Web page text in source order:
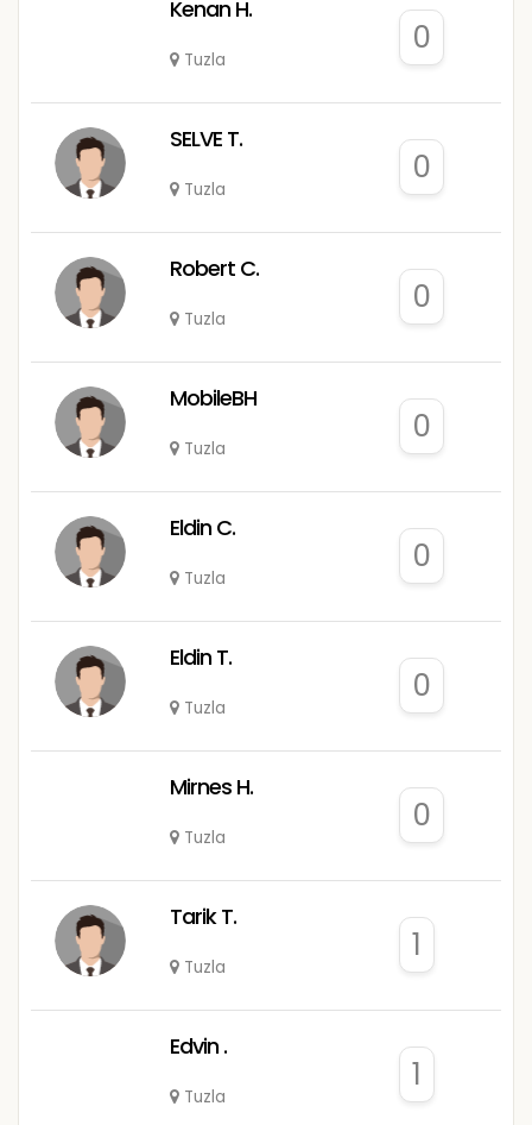
Kenan H.
Tuzla
0
SELVE T.
Tuzla
0
Robert C.
Tuzla
0
MobileBH
Tuzla
0
Eldin C.
Tuzla
0
Eldin T.
Tuzla
0
Mirnes H.
Tuzla
0
Tarik T.
Tuzla
1
Edvin .
Tuzla
1